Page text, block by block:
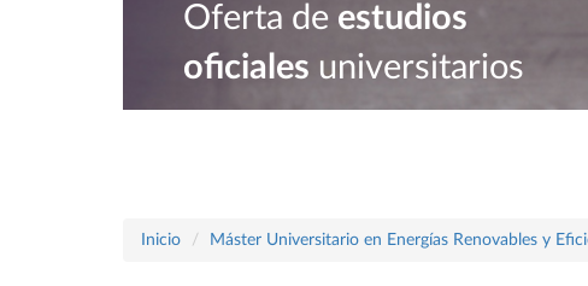
Oferta de estudios
oficiales universitarios
Inicio Máster Universitario en Energías Renovables y